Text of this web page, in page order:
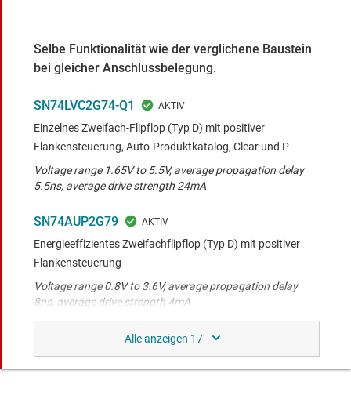
Selbe Funktionalität wie der verglichene Baustein
bei gleicher Anschlussbelegung.
SN74LVC2G74-Q1
Einzelnes Zweifach-Flipflop (Typ D) mit positiver
Flankensteuerung, Auto-Produktkatalog, Clear und P
Voltage range 1.65V to 5.5V, average propagation delay
5.5ns, average drive strength 24mA
SN74AUP2G79
Energieeffizientes Zweifachflipflop (Typ D) mit positiver
Flankensteuerung
Voltage range 0.8V to 3.6V, average propagation delay
8ns, average drive strength 4mA
OR-Gatter (< 1uA) mit geringem Stromverbrauch, 2 Kanäle,